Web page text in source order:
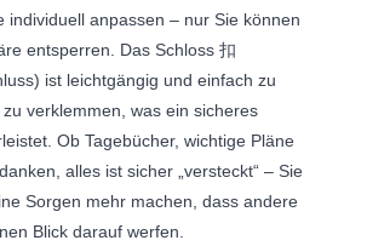
individuell anpassen – nur Sie können
entsperren. Das Schloss 扣
ist leichtgängig und einfach zu
verklemmen, was ein sicheres
Ob Tagebücher, wichtige Pläne
alles ist sicher „versteckt“ – Sie
Sorgen mehr machen, dass andere
Blick darauf werfen.